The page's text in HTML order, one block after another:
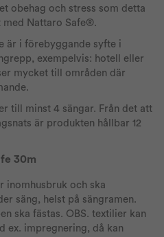
obehag och stress som detta
med Nattaro Safe®.
är i förebyggande syfte i
exempelvis: hotell eller
mycket till områden där
till minst 4 sängar. Från det att
är produkten hållbar 12
30m
inomhusbruk och ska
säng, helst på sängramen.
ska fästas. OBS. textilier kan
ex. impregnering, då kan